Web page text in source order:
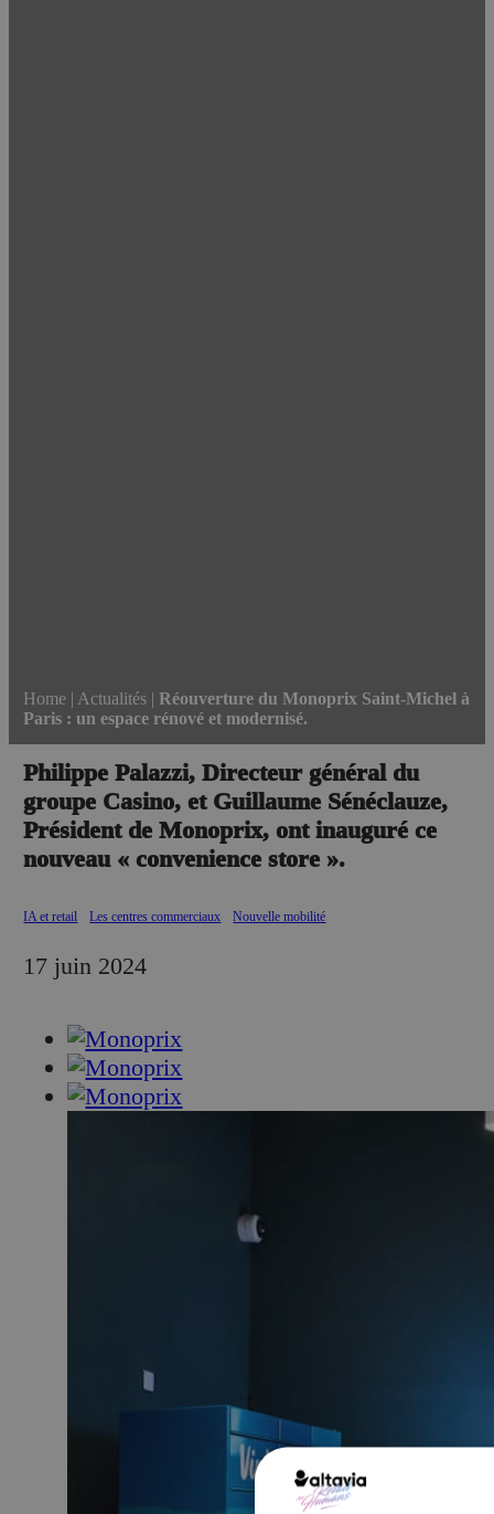
Home | Actualités |Réouverture du Monoprix Saint-Michel à
Paris : un espace rénové et modernisé.
Philippe Palazzi, Directeur général du
groupe Casino, et Guillaume Sénéclauze,
Président de Monoprix, ont inauguré ce
nouveau « convenience store ».
IA et retail Les centres commerciaux Nouvelle mobilité
17 juin 2024